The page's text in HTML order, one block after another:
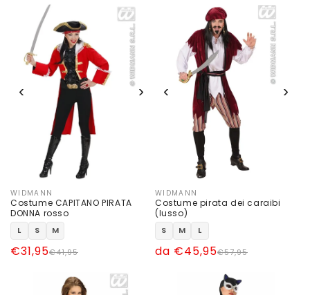
listino
‹ ›
Produttore:
WIDMANN
Costume CAPITANO PIRATA
DONNA rosso
L S M
Prezzo€41,95
Prezzo
€31,95
‹ ›
Produttore:
WIDMANN
Costume pirata dei caraibi
(lusso)
S M L
Prezzo
€57,95
Prezzo
da €45,95